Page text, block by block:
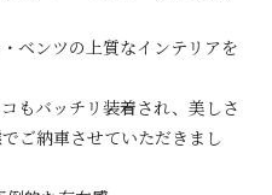
ベンツの上質なインテリアを
もバッチリ装着され、美しさ
ご納車させていただきまし